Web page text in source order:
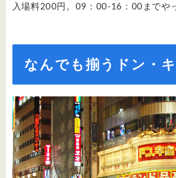
入場料200円。09：00-16：00までや
なんでも揃うドン・